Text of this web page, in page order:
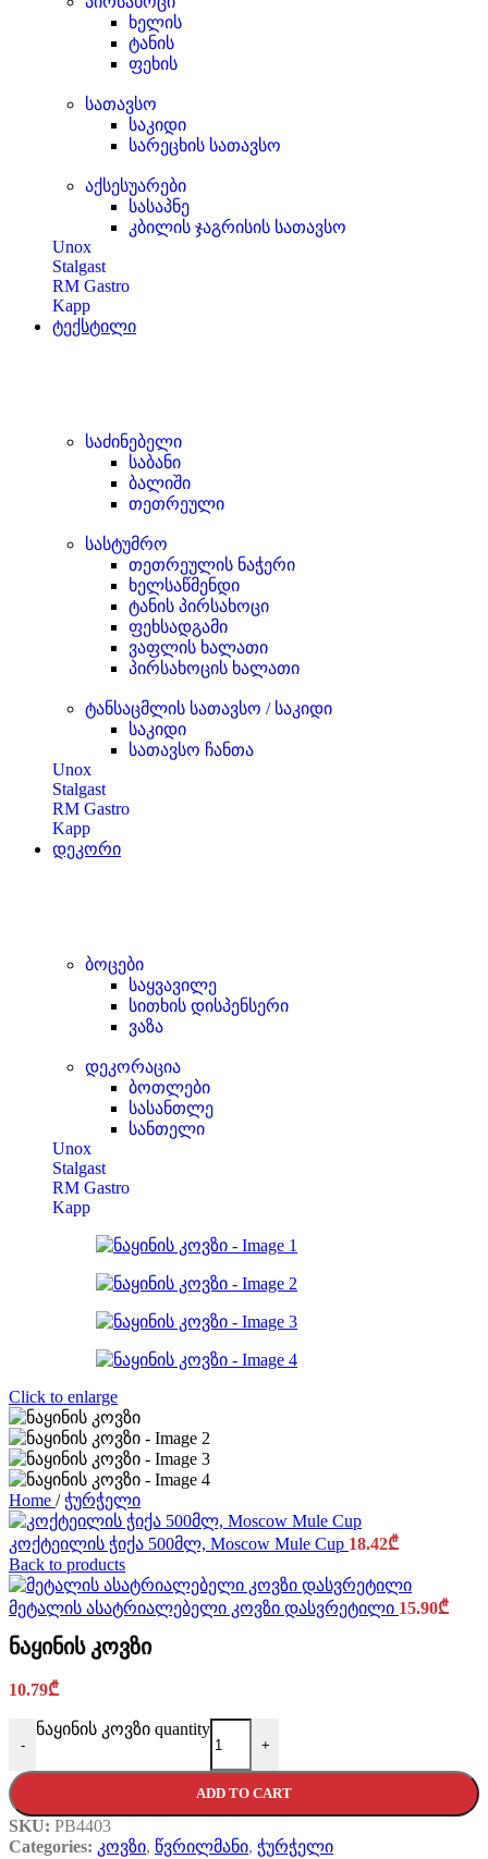
ხელის
ტანის
ფეხის
სათავსო
საკიდი
სარეცხის სათავსო
აქსესუარები
სასაპნე
კბილის ჯაგრისის სათავსო
Unox
Stalgast
RM Gastro
Kapp
ტექსტილი
საძინებელი
საბანი
ბალიში
თეთრეული
სასტუმრო
თეთრეულის ნაჭერი
ხელსაწმენდი
ტანის პირსახოცი
ფეხსადგამი
ვაფლის ხალათი
პირსახოცის ხალათი
ტანსაცმლის სათავსო / საკიდი
საკიდი
სათავსო ჩანთა
Unox
Stalgast
RM Gastro
Kapp
დეკორი
ბოცები
საყვავილე
სითხის დისპენსერი
ვაზა
დეკორაცია
ბოთლები
სასანთლე
სანთელი
Unox
Stalgast
RM Gastro
Kapp
Click to enlarge
Home / ჭურჭელი
კოქტეილის ჭიქა 500მლ, Moscow Mule Cup 18.42₾
Back to products
მეტალის ასატრიალებელი კოვზი დასვრეტილი 15.90₾
ნაყინის კოვზი
10.79₾
-
ნაყინის კოვზი quantity
+
ADD TO CART
SKU: PB4403
Categories: კოვზი, წვრილმანი, ჭურჭელი